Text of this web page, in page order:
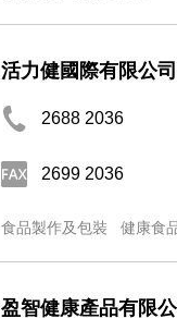
活力健國際有限公司
2688 2036
2699 2036
食品製作及包裝 健康食
盈智健康產品有限公